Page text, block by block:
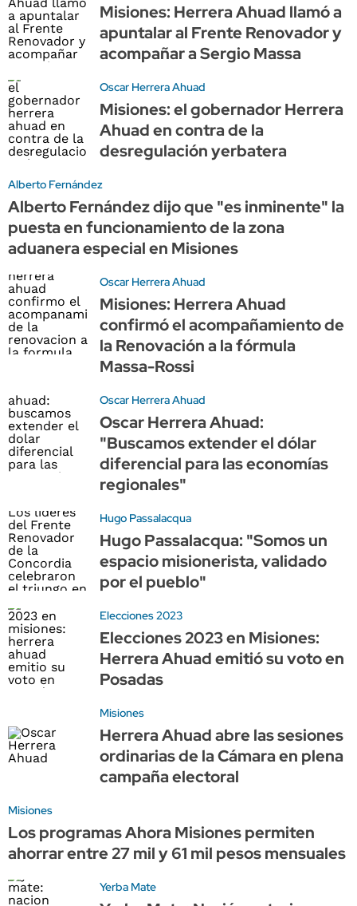
Misiones: Herrera Ahuad llamó a
apuntalar al Frente Renovador y
acompañar a Sergio Massa
Oscar Herrera Ahuad
Misiones: el gobernador Herrera
Ahuad en contra de la
desregulación yerbatera
Alberto Fernández
Alberto Fernández dijo que "es inminente" la
puesta en funcionamiento de la zona
aduanera especial en Misiones
Oscar Herrera Ahuad
Misiones: Herrera Ahuad
confirmó el acompañamiento de
la Renovación a la fórmula
Massa-Rossi
Oscar Herrera Ahuad
Oscar Herrera Ahuad:
"Buscamos extender el dólar
diferencial para las economías
regionales"
Hugo Passalacqua
Hugo Passalacqua: "Somos un
espacio misionerista, validado
por el pueblo"
Elecciones 2023
Elecciones 2023 en Misiones:
Herrera Ahuad emitió su voto en
Posadas
Misiones
Herrera Ahuad abre las sesiones
ordinarias de la Cámara en plena
campaña electoral
Misiones
Los programas Ahora Misiones permiten
ahorrar entre 27 mil y 61 mil pesos mensuales
Yerba Mate